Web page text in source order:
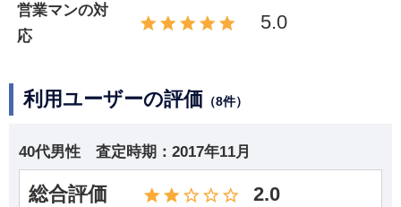
営業マンの対
応
5.0
利用ユーザーの評価 （8件）
40代男性 査定時期： 2017年11月
総合評価 2.0